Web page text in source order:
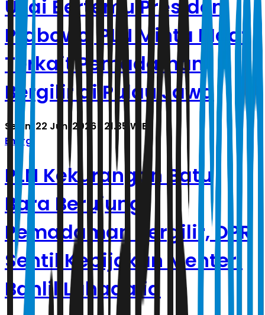
Usai Bertemu Presiden
Prabowo, PLN Minta Maaf
Terkait Pemadaman
Bergilir di Pulau Jawa
Senin, 22 Juni 2026 | 21.35 WIB
Energi
PLN Kekurangan Batu
Bara Berujung
Pemadaman Bergilir, DPR
Sentil Kebijakan Menteri
Bahlil Lahadalia